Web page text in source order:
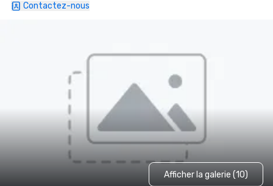
Contactez-nous
Afficher la galerie (10)